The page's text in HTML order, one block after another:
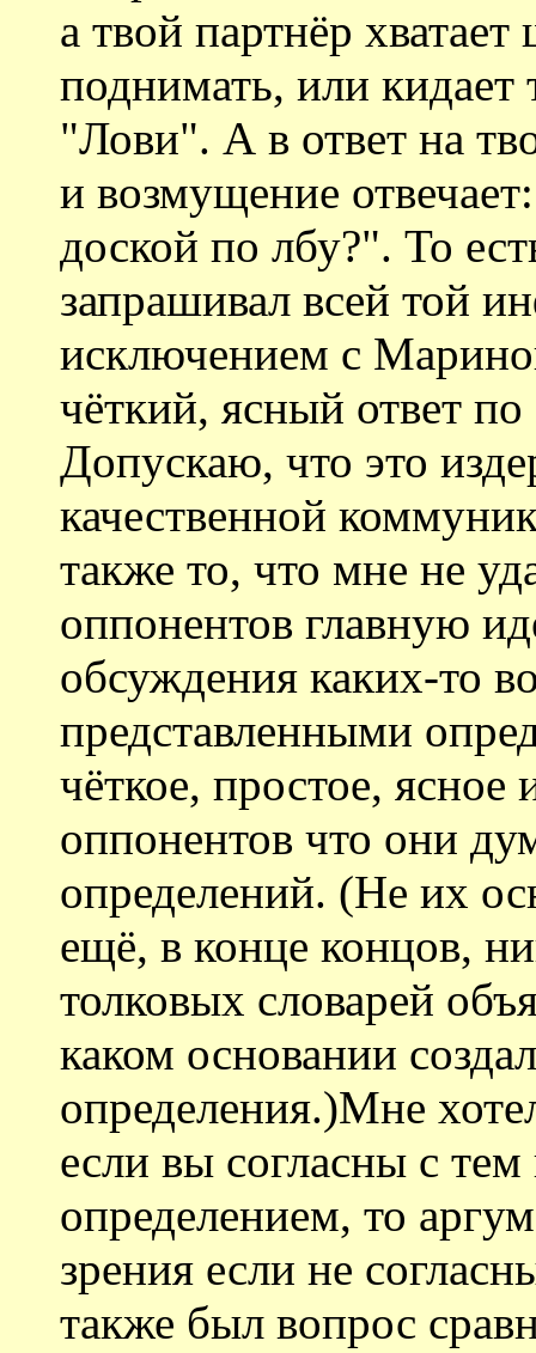
а твой партнёр
поднимать, или
"Лови". А в ответ на
и возмущение
доской по лбу?". То
запрашивал всей той
исключением с
чёткий, ясный ответ
Допускаю, что это
качественной
также то, что мне не
оппонентов главную
обсуждения каких-то
представленными
чёткое, простое,
оппонентов что они
определений. (Не их
ещё, в конце концов,
толковых словарей
каком основании
определения.)Мне
если вы согласны с
определением, то
зрения если не
также был вопрос